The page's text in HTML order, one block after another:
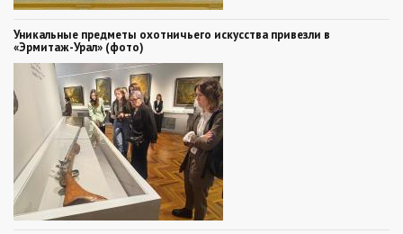
Уникальные предметы охотничьего искусства привезли в
«Эрмитаж-Урал» (фото)